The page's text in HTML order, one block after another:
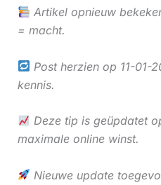
Artikel opnieuw
= macht.
Post herzien op 11-01-
kennis.
Deze tip is geüpdatet
maximale online winst.
Nieuwe update